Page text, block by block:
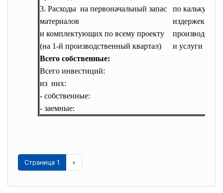
3. Расходы на первоначальный запас
материалов
и комплектующих по всему проекту
(на 1-й производственный квартал)
по
издержек на
производство
и услуги
Всего собственные:
Всего инвестиций:
из них:
- собственные:
- заемные:
Страница 1 »